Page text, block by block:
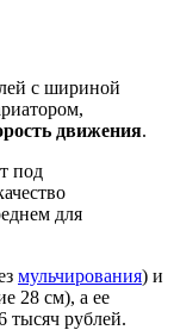
с шириной
движения.
под
для
мульчирования) и
28 см), а ее
тысяч рублей.